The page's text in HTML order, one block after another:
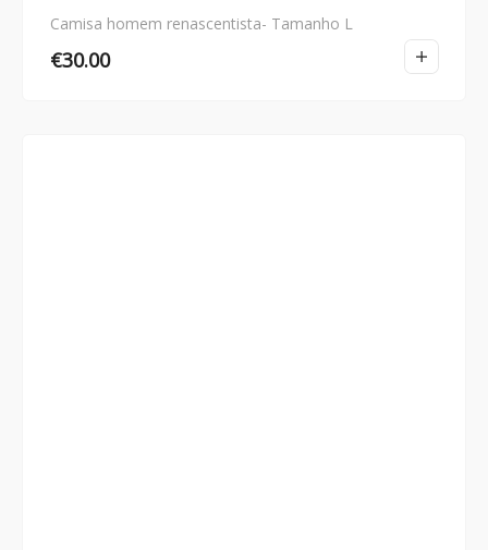
Camisa homem renascentista- Tamanho L
€30.00